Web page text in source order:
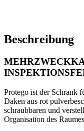
Beschreibung
Protego ist der Schrank
Daken aus rot
schraubbaren und
Organisation des